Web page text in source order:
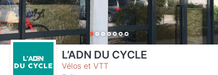
L’ADN DU CYCLE
Vélos et VTT